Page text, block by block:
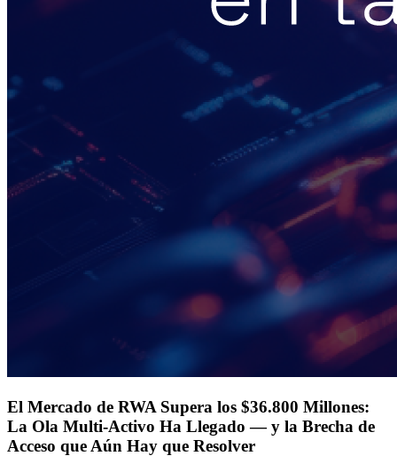
El Mercado de RWA Supera los $36.800 Millones:
La Ola Multi-Activo Ha Llegado — y la Brecha de
Acceso que Aún Hay que Resolver